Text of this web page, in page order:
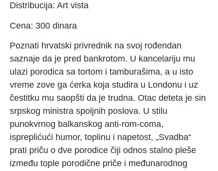
Distribucija: Art vista
Cena: 300 dinara
Poznati hrvatski privrednik na svoj rođendan
saznaje da je pred bankrotom. U kancelariju mu
ulazi porodica sa tortom i tamburašima, a u isto
vreme zove ga ćerka koja studira u Londonu i uz
čestitku mu saopšti da je trudna. Otac deteta je sin
srpskog ministra spoljnih poslova. U stilu
punokvrnog balkanskog anti-rom-coma,
ispreplićući humor, toplinu i napetost, „Svadba“
prati priču o dve porodice čiji odnos stalno pleše
između tople porodične priče i međunarodnog